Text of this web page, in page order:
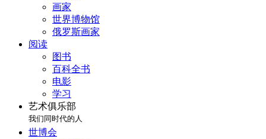
画家
世界博物馆
俄罗斯画家
阅读
图书
百科全书
电影
学习
艺术俱乐部
我们同时代的人
世博会